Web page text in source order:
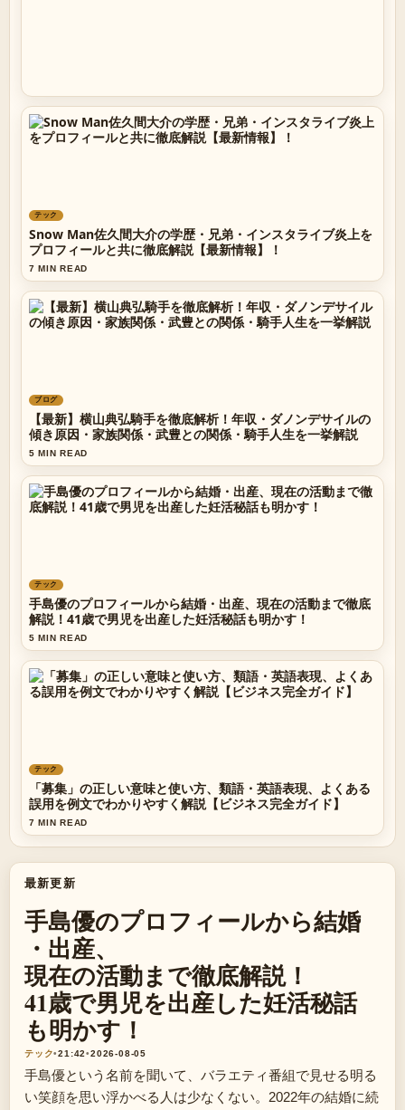
テック
Snow Man佐久間大介の学歴・兄弟・インスタライブ炎上を
プロフィールと共に徹底解説【最新情報】！
7 MIN READ
ブログ
【最新】横山典弘騎手を徹底解析！年収・ダノンデサイルの
傾き原因・家族関係・武豊との関係・騎手人生を一挙解説
5 MIN READ
テック
手島優のプロフィールから結婚・出産、現在の活動まで徹底
解説！41歳で男児を出産した妊活秘話も明かす！
5 MIN READ
テック
「募集」の正しい意味と使い方、類語・英語表現、よくある
誤用を例文でわかりやすく解説【ビジネス完全ガイド】
7 MIN READ
最新更新
手島優のプロフィールから結婚
・出産、
現在の活動まで徹底解説！
41歳で男児を出産した妊活秘話
も明かす！
テック•21:42•2026-08-05
手島優という名前を聞いて、バラエティ番組で見せる明る
い笑顔を思い浮かべる人は少なくない。2022年の結婚に続